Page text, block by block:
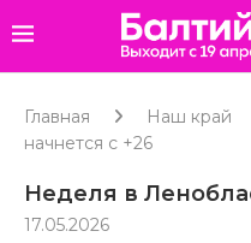
Главная Наш край
начнется с +26
Неделя в
17.05.2026